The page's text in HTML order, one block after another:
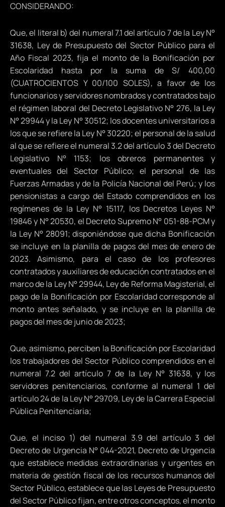
CONSIDERANDO:
Que, el literal b) del numeral 7.1 del artículo 7 de la Ley N°
31638, Ley de Presupuesto del Sector Público para el
Año Fiscal 2023, fija el monto de la Bonificación por
Escolaridad hasta por la suma de S/ 400,00
(CUATROCIENTOS Y 00/100 SOLES), a favor de los
funcionarios y servidores nombrados y contratados bajo
el régimen laboral del Decreto Legislativo N° 276, la Ley
N° 29944 y la Ley N° 30512; los docentes universitarios a
los que se refiere la Ley N° 30220; el personal de la salud
al que se refiere el numeral 3.2 del artículo 3 del Decreto
Legislativo N° 1153; los obreros permanentes y
eventuales del Sector Público; el personal de las
Fuerzas Armadas y de la Policía Nacional del Perú; y los
pensionistas a cargo del Estado comprendidos en los
regímenes de la Ley N° 15117, los Decretos Leyes N°
19846 y N° 20530, el Decreto Supremo N° 051-88-PCM y
la Ley N° 28091; disponiéndose que dicha Bonificación
se incluye en la planilla de pagos del mes de enero de
2023. Asimismo, para el caso de los profesores
contratados y auxiliares de educación contratados en el
marco de la Ley N° 29944, Ley de Reforma Magisterial, el
pago de la Bonificación por Escolaridad corresponde al
monto antes señalado, y se incluye en la planilla de
pagos del mes de junio de 2023;
Que, asimismo, perciben la Bonificación por Escolaridad
los trabajadores del Sector Público comprendidos en el
numeral 7.2 del artículo 7 de la Ley N° 31638, y los
servidores penitenciarios, conforme al numeral 1 del
artículo 24 de la Ley N° 29709, Ley de la Carrera Especial
Pública Penitenciaria;
Que, el inciso 1) del numeral 3.9 del artículo 3 del
Decreto de Urgencia N° 044-2021, Decreto de Urgencia
que establece medidas extraordinarias y urgentes en
materia de gestión fiscal de los recursos humanos del
Sector Público, establece que las Leyes de Presupuesto
del Sector Público fijan, entre otros conceptos, el monto